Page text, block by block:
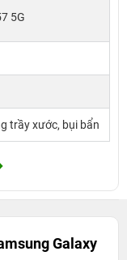
5G
trầy xước, bụi bẩn
Galaxy